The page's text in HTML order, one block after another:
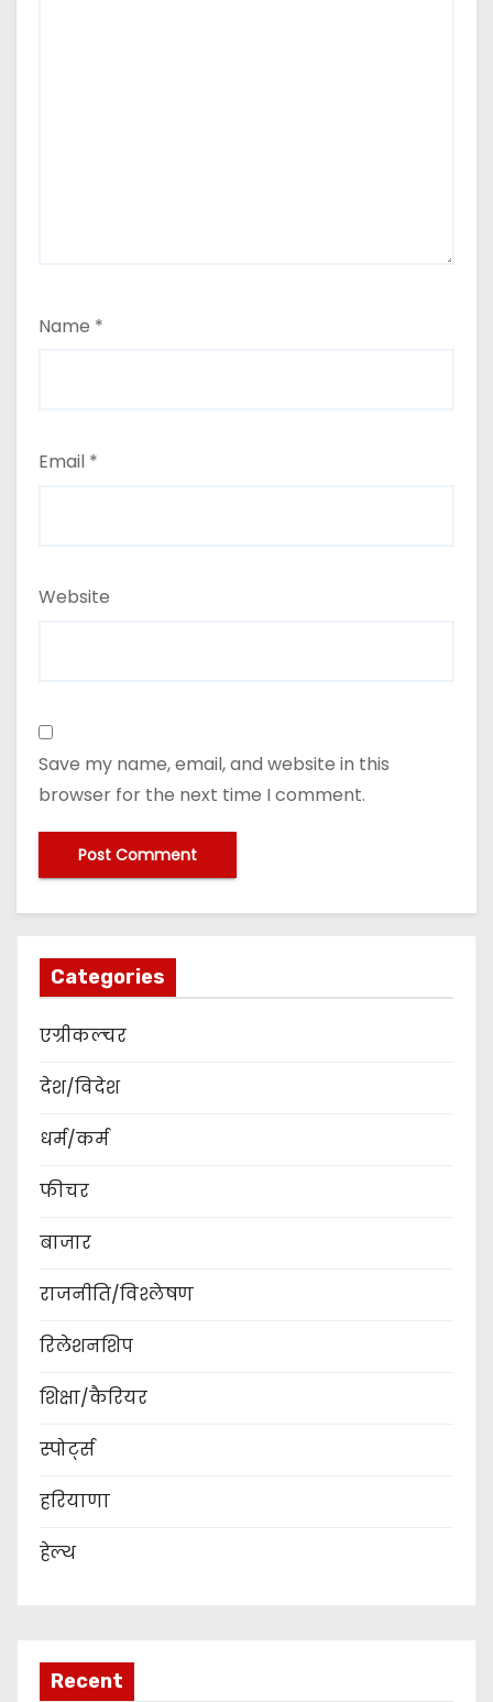
Name *
Email *
Website
Save my name, email, and website in this
browser for the next time I comment.
Categories
एग्रीकल्चर
देश/विदेश
धर्म/कर्म
फीचर
बाजार
राजनीति/विश्लेषण
रिलेशनशिप
शिक्षा/कैरियर
स्पोर्ट्स
हरियाणा
हेल्थ
Recent